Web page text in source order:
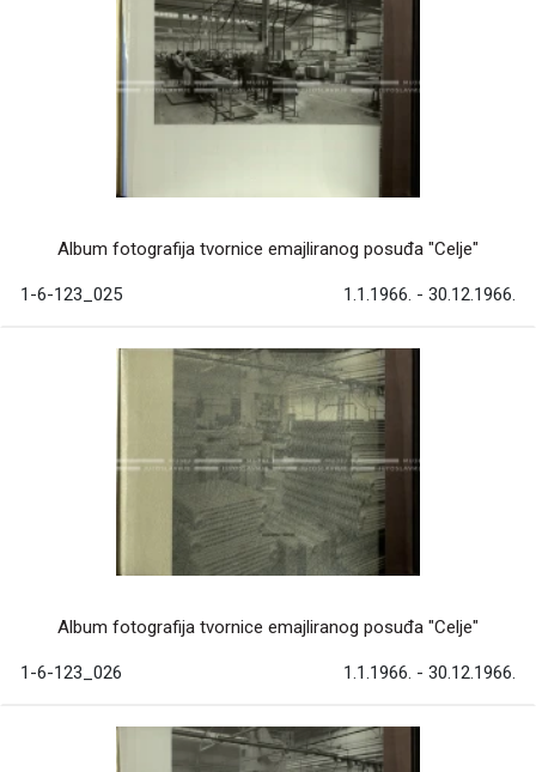
Album fotografija tvornice emajliranog posuđa "Celje"
1-6-123_025 1.1.1966. - 30.12.1966.
Album fotografija tvornice emajliranog posuđa "Celje"
1-6-123_026 1.1.1966. - 30.12.1966.